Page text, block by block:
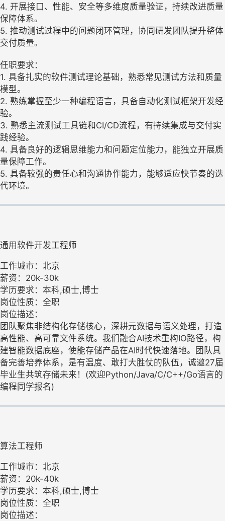
4. 开展接口、性能、安全等多维度质量验证，持续改进质量
保障体系。
5. 推动测试过程中的问题闭环管理，协同研发团队提升整体
交付质量。
任职要求：
1. 具备扎实的软件测试理论基础，熟悉常见测试方法和质量
模型。
2. 熟练掌握至少一种编程语言，具备自动化测试框架开发经
验。
3. 熟悉主流测试工具链和CI/CD流程，有持续集成与交付实
践经验。
4. 具备良好的逻辑思维能力和问题定位能力，能独立开展质
量保障工作。
5. 具备较强的责任心和沟通协作能力，能够适应快节奏的迭
代环境。
通用软件开发工程师
工作城市：北京
薪资：20k-30k
学历要求：本科,硕士,博士
岗位性质：全职
岗位描述：
团队聚焦非结构化存储核心，深耕元数据与语义处理，打造
高性能、高可靠文件系统。我们融合AI技术重构IO路径，构
建智能数据底座，使能存储产品在AI时代快速落地。团队具
备完善培养体系，是有温度、敢打大胜仗的队伍，诚邀27届
毕业生共筑存储未来！(欢迎Python/Java/C/C++/Go语言的
编程同学报名)
算法工程师
工作城市：北京
薪资：20k-40k
学历要求：本科,硕士,博士
岗位性质：全职
岗位描述：